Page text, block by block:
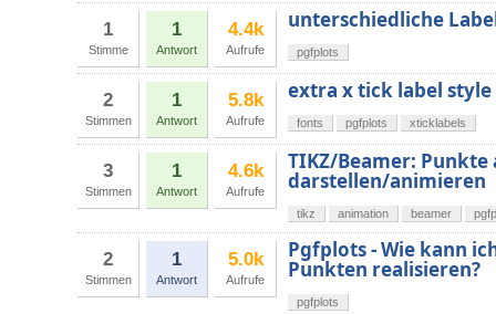
1
Stimme
1
Antwort
4.4k
Aufrufe
unterschiedliche
pgfplots
2
Stimmen
1
Antwort
5.8k
Aufrufe
extra x tick label style
fonts pgfplots xticklabels
3
Stimmen
1
Antwort
4.6k
Aufrufe
TIKZ/Beamer:
darstellen/animieren
tikz animation beamer
2
Stimmen
1
Antwort
5.0k
Aufrufe
Pgfplots - Wie kann
Punkten realisieren?
pgfplots